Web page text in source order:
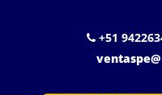
+51